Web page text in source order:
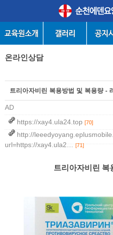
온라인상담
트리아자비린 복용방법 및 복용량 -
AD
https://xay4.ula24.top [70]
http://
url=https://xay4.ula2… [71]
트리아자비린 복